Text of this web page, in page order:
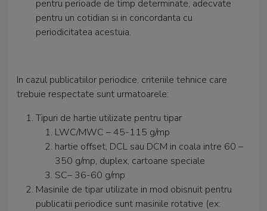
pentru perioade de timp determinate, adecvate
pentru un cotidian si in concordanta cu
periodicitatea acestuia.
In cazul publicatiilor periodice, criteriile tehnice care
trebuie respectate sunt urmatoarele:
Tipuri de hartie utilizate pentru tipar
LWC/MWC – 45-115 g/mp
hartie offset, DCL sau DCM in coala intre 60 –
350 g/mp, duplex, cartoane speciale
SC– 36-60 g/mp
Masinile de tipar utilizate in mod obisnuit pentru
publicatii periodice sunt masinile rotative (ex: